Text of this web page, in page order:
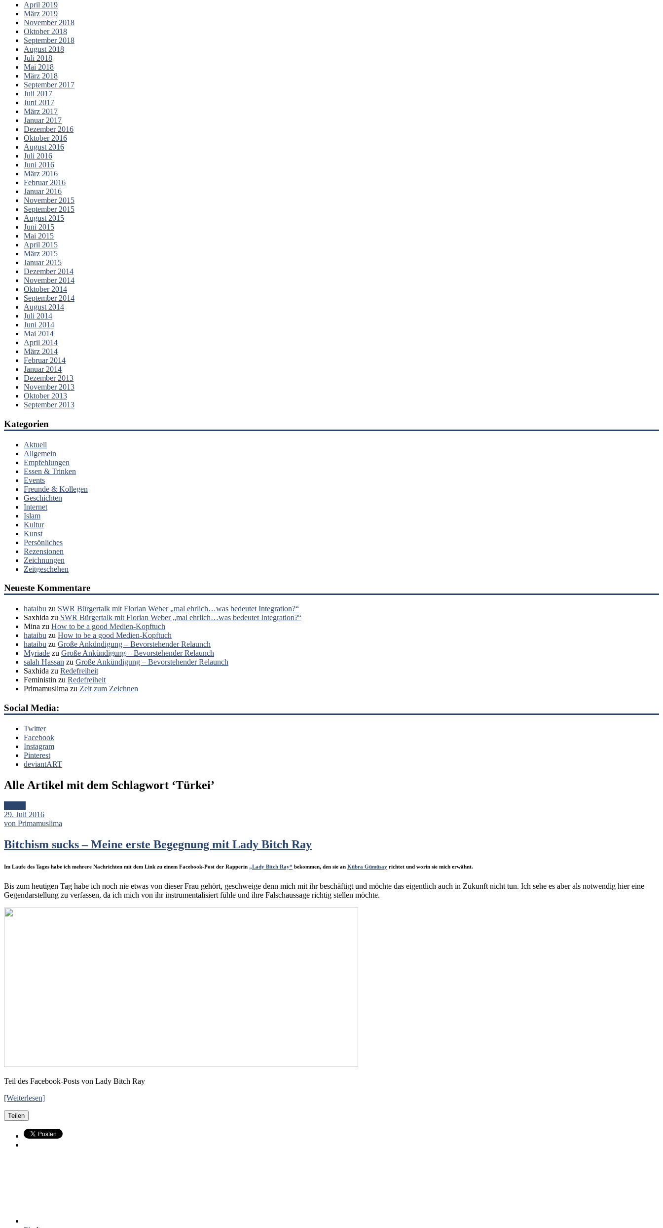
April 2019
März 2019
November 2018
Oktober 2018
September 2018
August 2018
Juli 2018
Mai 2018
März 2018
September 2017
Juli 2017
Juni 2017
März 2017
Januar 2017
Dezember 2016
Oktober 2016
August 2016
Juli 2016
Juni 2016
März 2016
Februar 2016
Januar 2016
November 2015
September 2015
August 2015
Juni 2015
Mai 2015
April 2015
März 2015
Januar 2015
Dezember 2014
November 2014
Oktober 2014
September 2014
August 2014
Juli 2014
Juni 2014
Mai 2014
April 2014
März 2014
Februar 2014
Januar 2014
Dezember 2013
November 2013
Oktober 2013
September 2013
Kategorien
Aktuell
Allgemein
Empfehlungen
Essen & Trinken
Events
Freunde & Kollegen
Geschichten
Internet
Islam
Kultur
Kunst
Persönliches
Rezensionen
Zeichnungen
Zeitgeschehen
Neueste Kommentare
hataibu zu SWR Bürgertalk mit Florian Weber „mal ehrlich…was bedeutet Integration?“
Saxhida zu SWR Bürgertalk mit Florian Weber „mal ehrlich…was bedeutet Integration?“
Mina zu How to be a good Medien-Kopftuch
hataibu zu How to be a good Medien-Kopftuch
hataibu zu Große Ankündigung – Bevorstehender Relaunch
Myriade zu Große Ankündigung – Bevorstehender Relaunch
salah Hassan zu Große Ankündigung – Bevorstehender Relaunch
Saxhida zu Redefreiheit
Feministin zu Redefreiheit
Primamuslima zu Zeit zum Zeichnen
Social Media:
Twitter
Facebook
Instagram
Pinterest
deviantART
Alle Artikel mit dem Schlagwort ‘Türkei’
29. Juli 2016
von Primamuslima
Bitchism sucks – Meine erste Begegnung mit Lady Bitch Ray
Im Laufe des Tages habe ich mehrere Nachrichten mit dem Link zu einem Facebook-Post der Rapperin „Lady Bitch Ray“ bekommen, den sie an Kübra Gümüsay richtet und worin sie mich erwähnt.
Bis zum heutigen Tag habe ich noch nie etwas von dieser Frau gehört, geschweige denn mich mit ihr beschäftigt und möchte das eigentlich auch in Zukunft nicht tun. Ich sehe es aber als notwendig hier eine
Gegendarstellung zu verfassen, da ich mich von ihr instrumentalisiert fühle und ihre Falschaussage richtig stellen möchte.
Teil des Facebook-Posts von Lady Bitch Ray
[Weiterlesen]
Teilen